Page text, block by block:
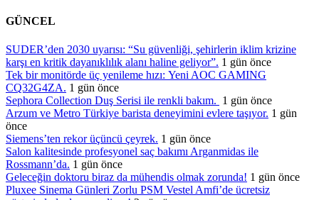
GÜNCEL
SUDER’den 2030 uyarısı: “Su güvenliği, şehirlerin iklim krizine
karşı en kritik dayanıklılık alanı haline geliyor”. 1 gün önce
Tek bir monitörde üç yenileme hızı: Yeni AOC GAMING
CQ32G4ZA. 1 gün önce
Sephora Collection Duş Serisi ile renkli bakım. 1 gün önce
Arzum ve Metro Türkiye barista deneyimini evlere taşıyor. 1 gün
önce
Siemens’ten rekor üçüncü çeyrek. 1 gün önce
Salon kalitesinde profesyonel saç bakımı Arganmidas ile
Rossmann’da. 1 gün önce
Geleceğin doktoru biraz da mühendis olmak zorunda! 1 gün önce
Pluxee Sinema Günleri Zorlu PSM Vestel Amfi’de ücretsiz